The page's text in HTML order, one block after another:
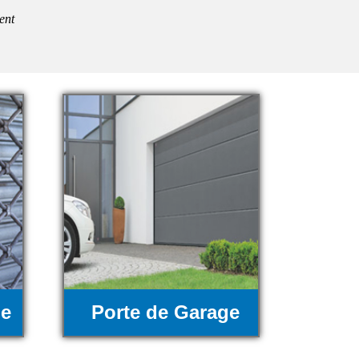
Porte de Garage